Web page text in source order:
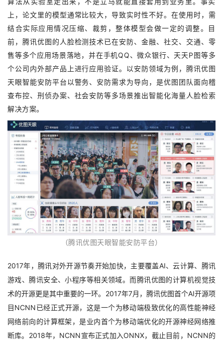
上，论文里的模型通常比较大，导致实时性不好。在使用时，需
结合实际应用情况压缩、裁剪，整体模型会做一定的调整。目
前，腾讯优图的人脸检测技术已在安防、金融、社交、交通、零
售等多个应用场景落地，并在手机QQ、微众银行、天天P图等多
个公司内外部产品上进行应用验证。以安防领域为例，腾讯优图
天眼智能安防平台以警务、安防需求为导向，是优图团队面向稽
查布控、刑侦办案、社会安防等多场景推出智能化海量人脸检索
解决方案。
（腾讯优图天眼智能安防平台）
2017年，腾讯对外开源节奏开始加快，主要覆盖AI、云计算、腾讯
游戏、腾讯安全、小程序等相关领域。而腾讯优图的计算机视觉技
术的开源更是其中重要的一环。2017年7月，腾讯优图首个AI开源项
目NCNN已经正式开源，这是一个为移动端极致优化的高性能神经
网络前向的计算框架，是业内首个为移动端优化的开源神经网络推
断库。2018年，NCNN宣布正式加入ONNX，截止目前，NCNN的